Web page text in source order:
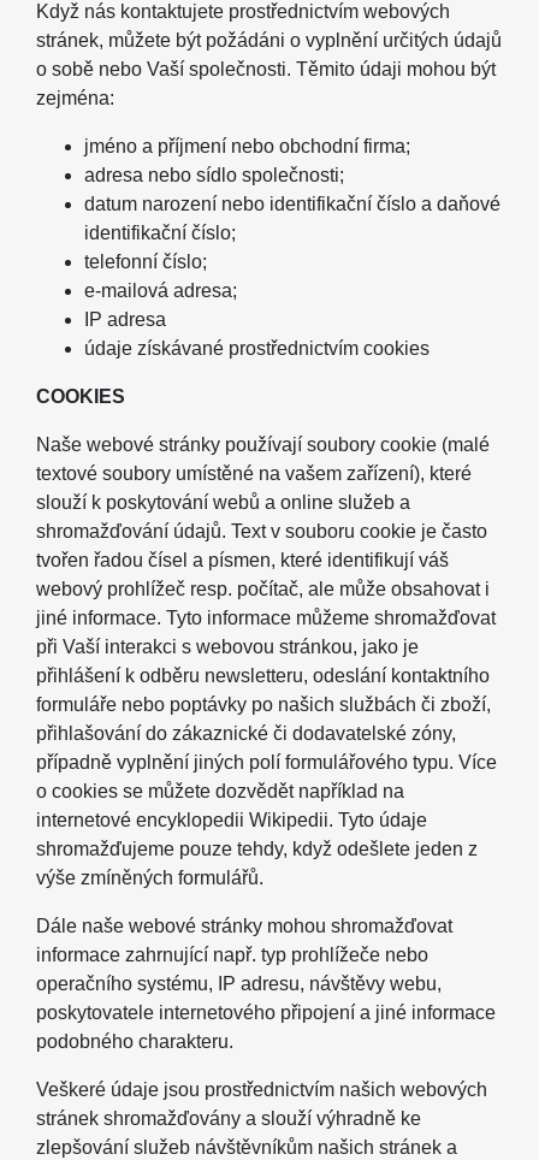
Když nás kontaktujete prostřednictvím webových
stránek, můžete být požádáni o vyplnění určitých údajů
o sobě nebo Vaší společnosti. Těmito údaji mohou být
zejména:
jméno a příjmení nebo obchodní firma;
adresa nebo sídlo společnosti;
datum narození nebo identifikační číslo a daňové
identifikační číslo;
telefonní číslo;
e-mailová adresa;
IP adresa
údaje získávané prostřednictvím cookies
COOKIES
Naše webové stránky používají soubory cookie (malé
textové soubory umístěné na vašem zařízení), které
slouží k poskytování webů a online služeb a
shromažďování údajů. Text v souboru cookie je často
tvořen řadou čísel a písmen, které identifikují váš
webový prohlížeč resp. počítač, ale může obsahovat i
jiné informace. Tyto informace můžeme shromažďovat
při Vaší interakci s webovou stránkou, jako je
přihlášení k odběru newsletteru, odeslání kontaktního
formuláře nebo poptávky po našich službách či zboží,
přihlašování do zákaznické či dodavatelské zóny,
případně vyplnění jiných polí formulářového typu. Více
o cookies se můžete dozvědět například na
internetové encyklopedii Wikipedii. Tyto údaje
shromažďujeme pouze tehdy, když odešlete jeden z
výše zmíněných formulářů.
Dále naše webové stránky mohou shromažďovat
informace zahrnující např. typ prohlížeče nebo
operačního systému, IP adresu, návštěvy webu,
poskytovatele internetového připojení a jiné informace
podobného charakteru.
Veškeré údaje jsou prostřednictvím našich webových
stránek shromažďovány a slouží výhradně ke
zlepšování služeb návštěvníkům našich stránek a